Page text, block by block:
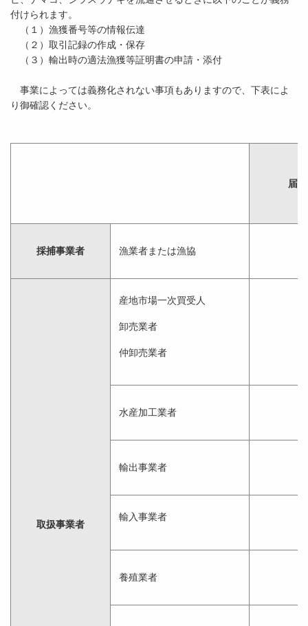
付けられます。
（１）漁獲番号等の情報伝達
（２）取引記録の作成・保存
（３）輸出時の適法漁獲等証明書の申請・添付
事業によっては義務化されない事項もありますので、下表によ
り御確認ください。
届
採捕事業者 漁業者または漁協
取扱事業者
産地市場一次買受人
卸売業者
仲卸売業者
水産加工業者
輸出事業者
輸入事業者
養殖業者